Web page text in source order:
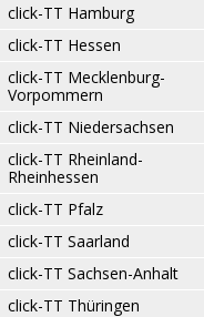
click-TT Hamburg
click-TT Hessen
click-TT Mecklenburg-
Vorpommern
click-TT Niedersachsen
click-TT Rheinland-
Rheinhessen
click-TT Pfalz
click-TT Saarland
click-TT Sachsen-Anhalt
click-TT Thüringen